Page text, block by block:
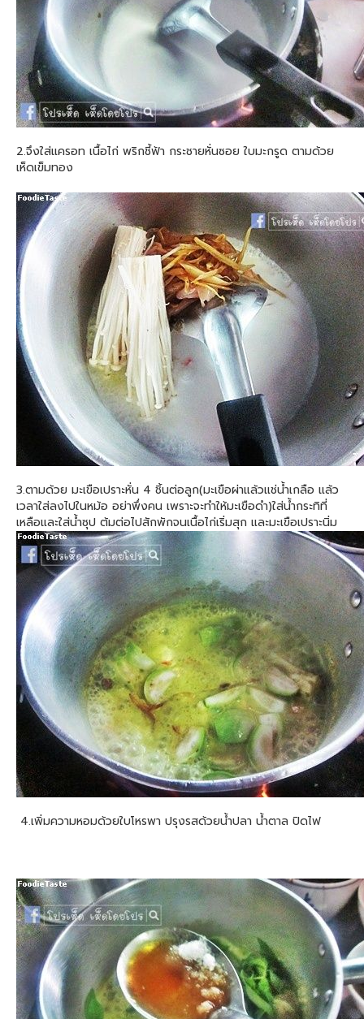
2.จึงใส่แครอท เนื้อไก่ พริกชี้ฟ้า กระชายหั่นซอย ใบมะกรูด ตามด้วย
เห็ดเข็มทอง
3.ตามด้วย มะเขือเปราะหั่น 4 ชิ้นต่อลูก(มะเขือผ่าแล้วแช่น้ำเกลือ แล้ว
เวลาใส่ลงไปในหม้อ อย่าพึ่งคน เพราะจะทำให้มะเขือดำ)ใส่น้ำกระทิที่
เหลือและใส่น้ำซุป ต้มต่อไปสักพักจนเนื้อไก่เริ่มสุก และมะเขือเปราะนิ่ม
4.เพิ่มความหอมด้วยใบโหรพา ปรุงรสด้วยน้ำปลา น้ำตาล ปิดไฟ